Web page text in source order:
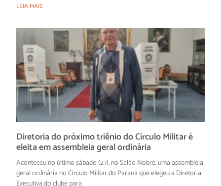
LEIA MAIS
Diretoria do próximo triênio do Círculo Militar é
eleita em assembleia geral ordinária
Aconteceu no último sábado (27), no Salão Nobre, uma assembleia
geral ordinária no Círculo Militar do Paraná que elegeu a Diretoria